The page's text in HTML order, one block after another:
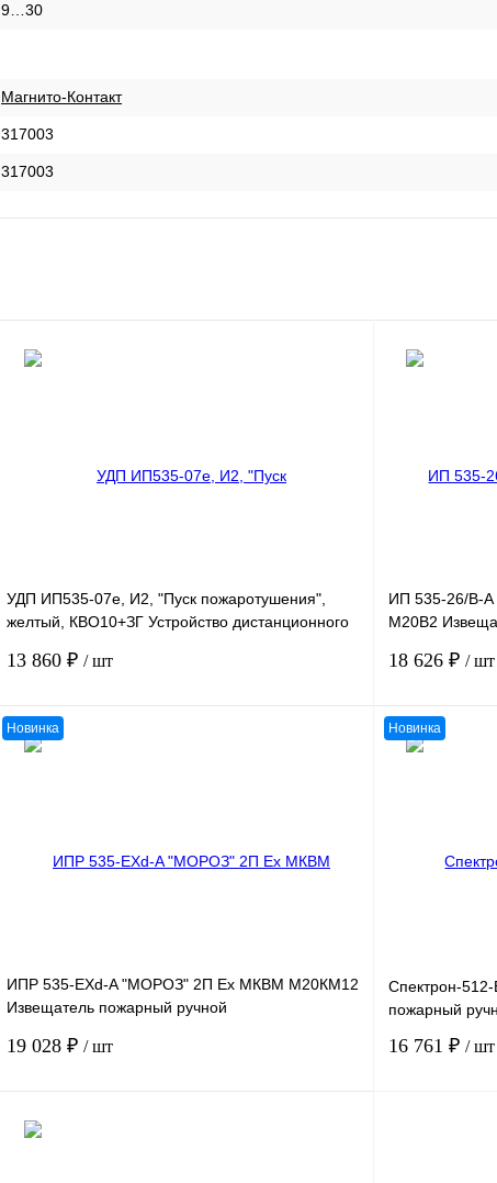
9…30
Магнито-Контакт
317003
317003
УДП ИП535-07е, И2, "Пуск пожаротушения",
желтый, КВО10+ЗГ Устройство дистанционного
13 860 ₽ / шт
ИП 535-26/В-А
М20В2
18 626 ₽ / шт
Новинка
ИПР 535-EXd-A "МОРОЗ" 2П Ex МКВМ М20КМ12
Извещатель пожарный ручной
19 028 ₽ / шт
Новинка
Спектрон-
пожарный
16 761 ₽ / шт